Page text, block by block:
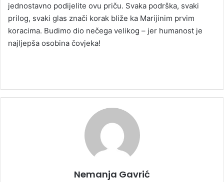
jednostavno podijelite ovu priču. Svaka podrška, svaki
prilog, svaki glas znači korak bliže ka Marijinim prvim
koracima. Budimo dio nečega velikog – jer humanost je
najljepša osobina čovjeka!
Nemanja Gavrić